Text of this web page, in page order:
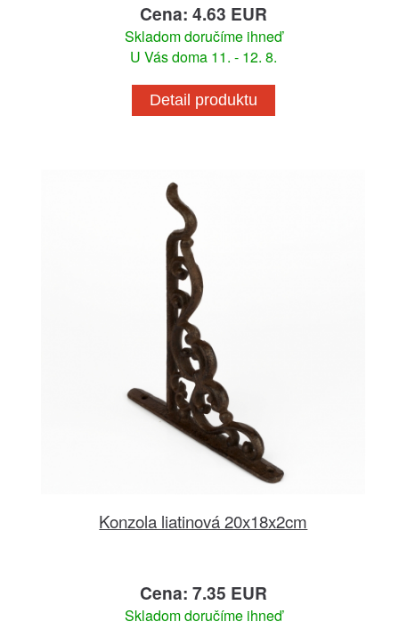
Cena: 4.63 EUR
Skladom doručíme ihneď
U Vás doma 11. - 12. 8.
Detail produktu
Konzola liatinová 20x18x2cm
Cena: 7.35 EUR
Skladom doručíme ihneď